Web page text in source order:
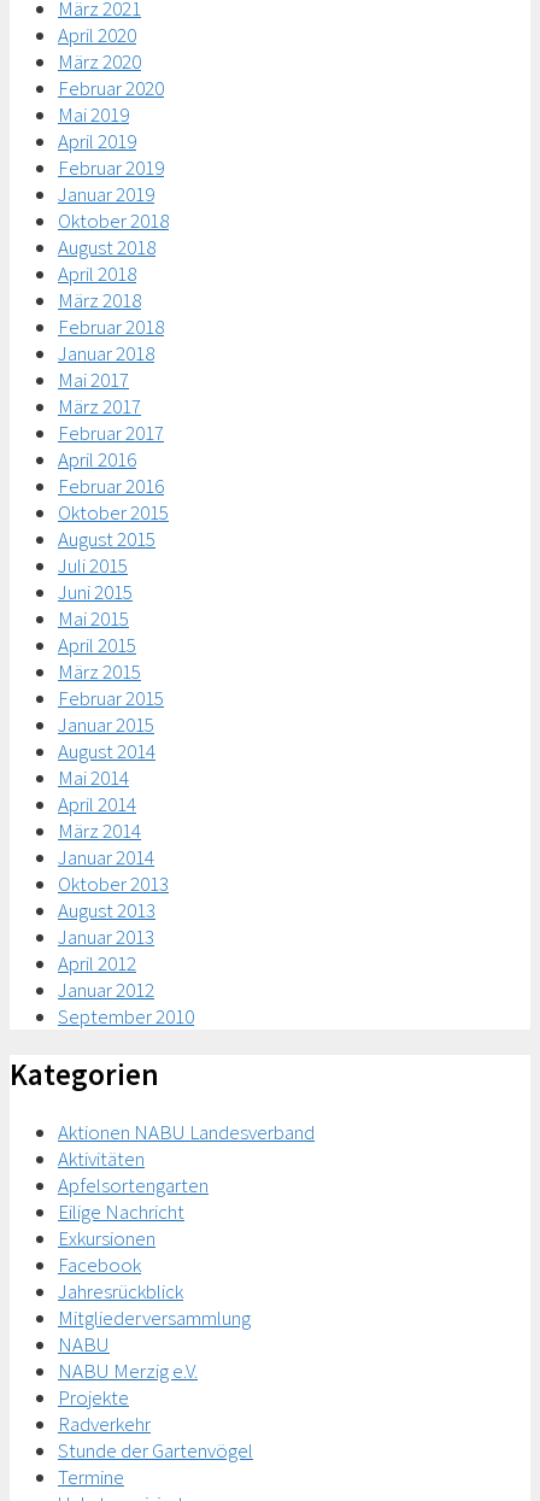
März 2021
April 2020
März 2020
Februar 2020
Mai 2019
April 2019
Februar 2019
Januar 2019
Oktober 2018
August 2018
April 2018
März 2018
Februar 2018
Januar 2018
Mai 2017
März 2017
Februar 2017
April 2016
Februar 2016
Oktober 2015
August 2015
Juli 2015
Juni 2015
Mai 2015
April 2015
März 2015
Februar 2015
Januar 2015
August 2014
Mai 2014
April 2014
März 2014
Januar 2014
Oktober 2013
August 2013
Januar 2013
April 2012
Januar 2012
September 2010
Kategorien
Aktionen NABU Landesverband
Aktivitäten
Apfelsortengarten
Eilige Nachricht
Exkursionen
Facebook
Jahresrückblick
Mitgliederversammlung
NABU
NABU Merzig e.V.
Projekte
Radverkehr
Stunde der Gartenvögel
Termine